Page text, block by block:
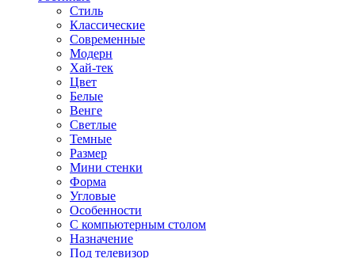
Стиль
Классические
Современные
Модерн
Хай-тек
Цвет
Белые
Венге
Светлые
Темные
Размер
Мини стенки
Форма
Угловые
Особенности
С компьютерным столом
Назначение
Под телевизор